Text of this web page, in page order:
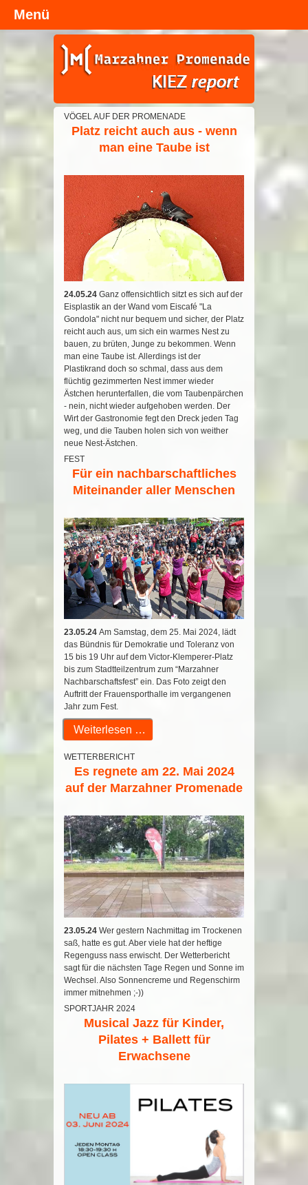
Kopfzeile
VÖGEL AUF DER PROMENADE
Platz reicht auch aus - wenn
man eine Taube ist
24.05.24 Ganz offensichtlich sitzt es sich auf der
Eisplastik an der Wand vom Eiscafé "La
Gondola" nicht nur bequem und sicher, der Platz
reicht auch aus, um sich ein warmes Nest zu
bauen, zu brüten, Junge zu bekommen. Wenn
man eine Taube ist. Allerdings ist der
Plastikrand doch so schmal, dass aus dem
flüchtig gezimmerten Nest immer wieder
Ästchen herunterfallen, die vom Taubenpärchen
- nein, nicht wieder aufgehoben werden. Der
Wirt der Gastronomie fegt den Dreck jeden Tag
weg, und die Tauben holen sich von weither
neue Nest-Ästchen.
FEST
Für ein nachbarschaftliches
Miteinander aller Menschen
23.05.24 Am Samstag, dem 25. Mai 2024, lädt
das Bündnis für Demokratie und Toleranz von
15 bis 19 Uhr auf dem Victor-Klemperer-Platz
bis zum Stadtteilzentrum zum “Marzahner
Nachbarschaftsfest” ein. Das Foto zeigt den
Auftritt der Frauensporthalle im vergangenen
Jahr zum Fest.
Weiterlesen …
WETTERBERICHT
Es regnete am 22. Mai 2024
auf der Marzahner Promenade
23.05.24 Wer gestern Nachmittag im Trockenen
saß, hatte es gut. Aber viele hat der heftige
Regenguss nass erwischt. Der Wetterbericht
sagt für die nächsten Tage Regen und Sonne im
Wechsel. Also Sonnencreme und Regenschirm
immer mitnehmen ;-))
SPORTJAHR 2024
Musical Jazz für Kinder,
Pilates + Ballett für
Erwachsene
Menü